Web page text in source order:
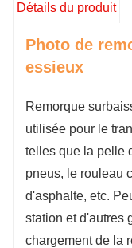
Année de
Stock : 1 unité
Détails du produit
Photo de
essieux
Remorque
utilisée pour le
telles que la pelle
pneus, le rouleau
d'asphalte, etc.
station et d'autres
chargement de la